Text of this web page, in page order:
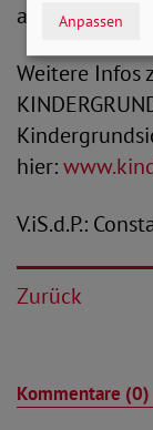
ausgezahlt
Weitere Infos
hier:
V.iS.d.P.:
Zurück
Kommentare (0)
Anpassen